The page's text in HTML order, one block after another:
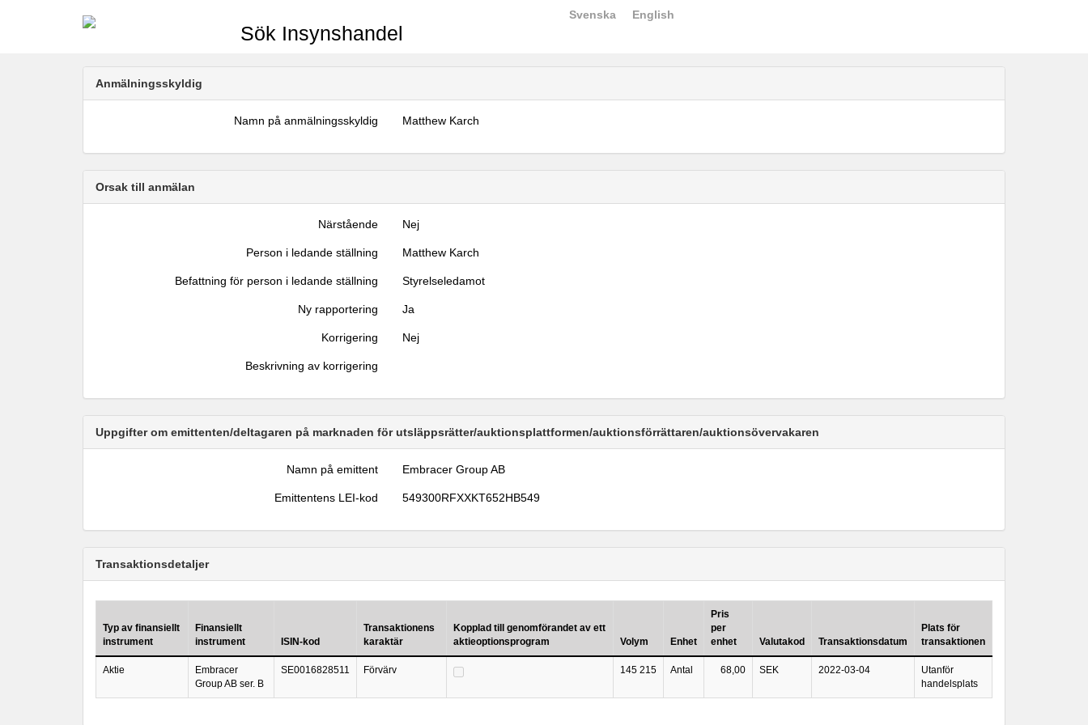
Sök Insynshandel
Svenska English
Anmälningsskyldig
Namn på anmälningsskyldig Matthew Karch
Orsak till anmälan
Närstående Nej
Person i ledande ställning Matthew Karch
Befattning för person i ledande ställning Styrelseledamot
Ny rapportering Ja
Korrigering Nej
Beskrivning av korrigering
Uppgifter om emittenten/deltagaren på marknaden för utsläppsrätter/auktionsplattformen/auktionsförrättaren/auktionsövervakaren
Namn på emittent Embracer Group AB
Emittentens LEI-kod 549300RFXXKT652HB549
Transaktionsdetaljer
Typ av finansiellt
instrument
Finansiellt
instrument
ISIN-kod
Transaktionens
karaktär
Kopplad till genomförandet av ett
aktieoptionsprogram
Volym Enhet
Pris
per
enhet
Valutakod Transaktionsdatum
Plats för
transaktionen
Aktie
Embracer
Group AB ser. B
SE0016828511 Förvärv 145 215 Antal 68,00 SEK 2022-03-04
Utanför
handelsplats